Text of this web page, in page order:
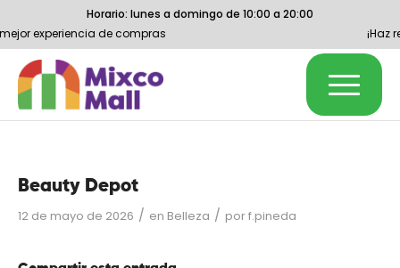
experiencia de compras ¡Haz
Horario: lunes a domingo de 10:00 a 20:00
Beauty Depot
12 de mayo de 2026 / en Belleza / porf.pineda